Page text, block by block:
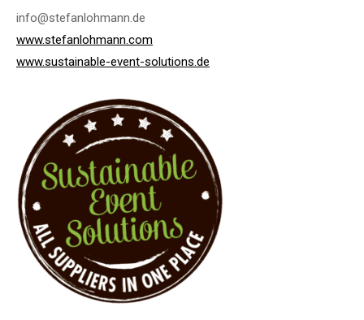
info@stefanlohmann.de
www.stefanlohmann.com
www.sustainable-event-solutions.de